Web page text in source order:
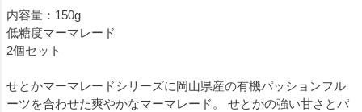
内容量：150g
低糖度マーマレード
2個セット
せとかマーマレードシリーズに岡山県産の有機パッションフル
ーツを合わせた爽やかなマーマレード。 せとかの強い甘さとパ